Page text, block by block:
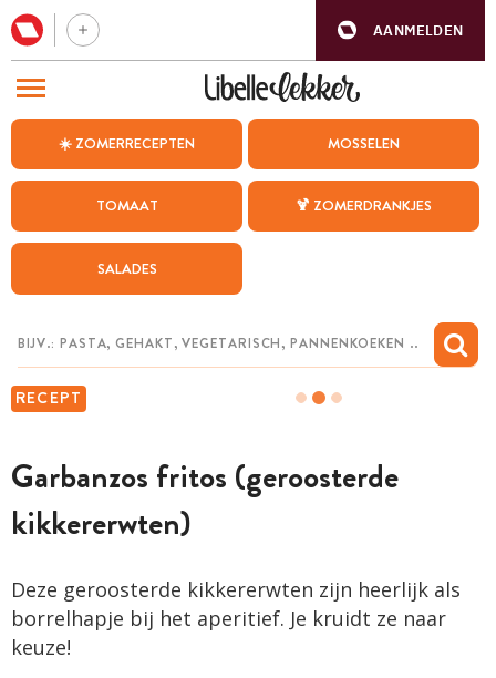
AANMELDEN
☀️ ZOMERRECEPTEN MOSSELEN
TOMAAT 🍹 ZOMERDRANKJES
SALADES
RECEPT
Garbanzos fritos (geroosterde
kikkererwten)
Deze geroosterde kikkererwten zijn heerlijk als
borrelhapje bij het aperitief. Je kruidt ze naar
keuze!
BEZOEK ONZE ANDERE WEBSITES
WEEKMENU
CHAT MET MAIA
MIJN BEWAARDE RECEPTEN